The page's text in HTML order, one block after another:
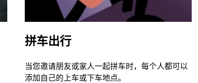
拼车出行
当您邀请朋友或家人一起拼车时，每个人都可以
添加自己的上车或下车地点。